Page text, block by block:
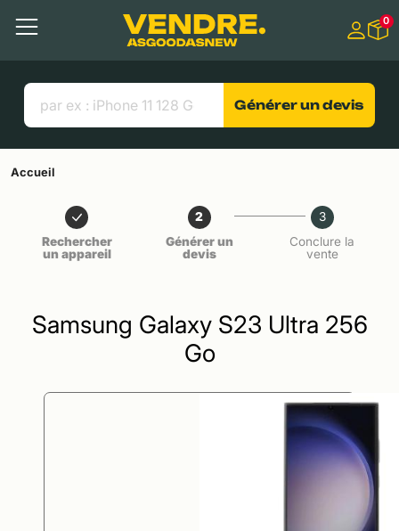
Contenu principal
Menu
Liens utiles
0
Générer un devis
Accueil
Rechercher
un appareil
2
Générer un
devis
3
Conclure la
vente
Samsung Galaxy S23 Ultra 256
Go